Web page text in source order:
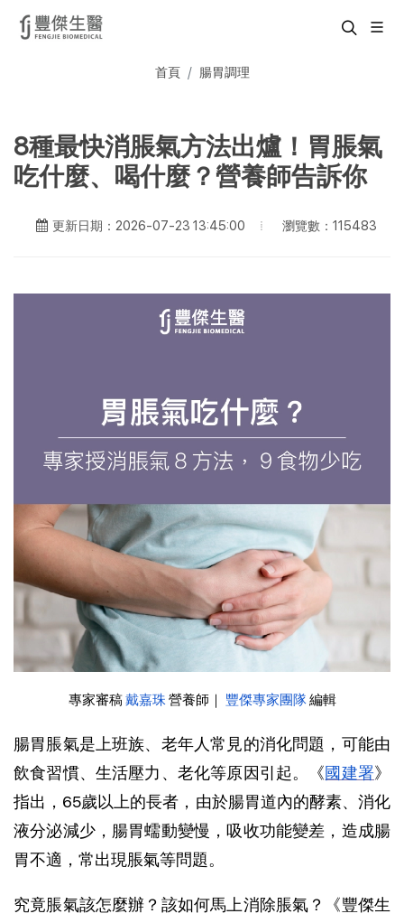
首頁 腸胃調理
8種最快消脹氣方法出爐！胃脹氣
吃什麼、喝什麼？營養師告訴你
更新日期：2026-07-23 13:45:00 瀏覽數：115483
專家審稿戴嘉珠營養師｜ 豐傑專家團隊編輯
腸胃脹氣是上班族、老年人常見的消化問題，可能由
飲食習慣、生活壓力、老化等原因引起。《國建署》
指出，65歲以上的長者，由於腸胃道內的酵素、消化
液分泌減少，腸胃蠕動變慢，吸收功能變差，造成腸
胃不適，常出現脹氣等問題。
究竟脹氣該怎麼辦？該如何馬上消除脹氣？《豐傑生